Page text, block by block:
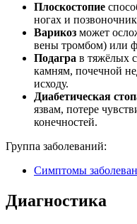
Плоскостопие
ногах и
Варикоз может
вены тромбом) или
Подагра в тяжёлых
камням, почечной
исходу.
Диабетическая
язвам, потере
конечностей.
Группа заболеваний:
Симптомы
Диагностика